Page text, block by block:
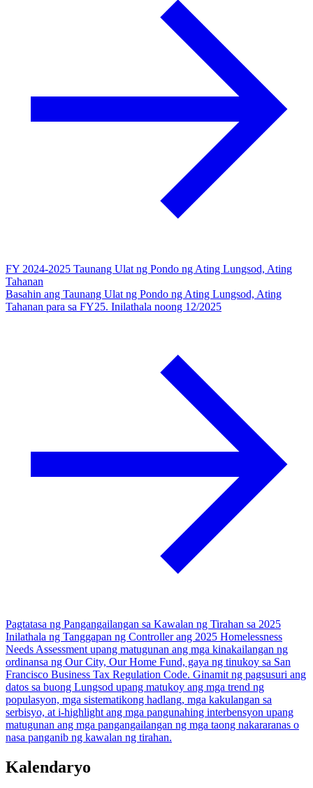
FY 2024-2025 Taunang Ulat ng Pondo ng Ating Lungsod, Ating
Tahanan
Basahin ang Taunang Ulat ng Pondo ng Ating Lungsod, Ating
Tahanan para sa FY25. Inilathala noong 12/2025
Pagtatasa ng Pangangailangan sa Kawalan ng Tirahan sa 2025
Inilathala ng Tanggapan ng Controller ang 2025 Homelessness
Needs Assessment upang matugunan ang mga kinakailangan ng
ordinansa ng Our City, Our Home Fund, gaya ng tinukoy sa San
Francisco Business Tax Regulation Code. Ginamit ng pagsusuri ang
datos sa buong Lungsod upang matukoy ang mga trend ng
populasyon, mga sistematikong hadlang, mga kakulangan sa
serbisyo, at i-highlight ang mga pangunahing interbensyon upang
matugunan ang mga pangangailangan ng mga taong nakararanas o
nasa panganib ng kawalan ng tirahan.
Kalendaryo